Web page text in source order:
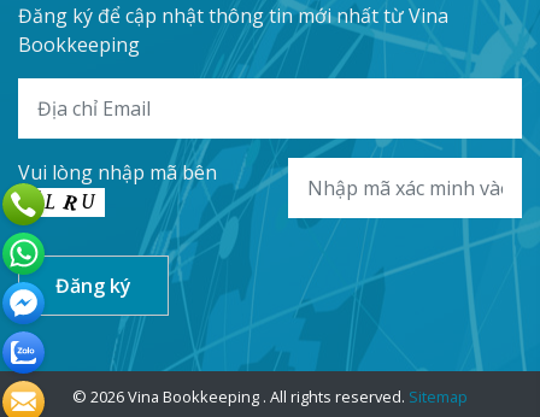
Đăng ký để cập nhật thông tin mới nhất từ Vina
Bookkeeping
Vui lòng nhập mã bên
© 2026 Vina Bookkeeping . All rights reserved. Sitemap